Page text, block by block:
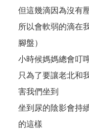
但這幾滴因為沒有
所以會軟弱的滴在
腳盤）
小時候媽媽總會叮
只為了要讓老北和
害我們坐到
坐到尿的陰影會持
的這樣